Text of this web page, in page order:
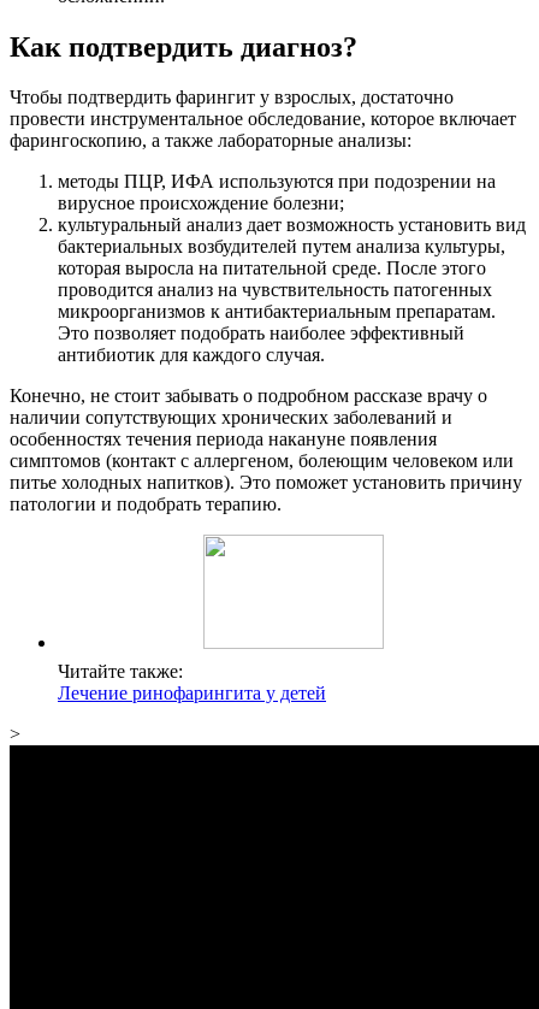
Как подтвердить диагноз?
Чтобы подтвердить фарингит у взрослых, достаточно
провести инструментальное обследование, которое включает
фарингоскопию, а также лабораторные анализы:
методы ПЦР, ИФА используются при подозрении на
вирусное происхождение болезни;
культуральный анализ дает возможность установить вид
бактериальных возбудителей путем анализа культуры,
которая выросла на питательной среде. После этого
проводится анализ на чувствительность патогенных
микроорганизмов к антибактериальным препаратам.
Это позволяет подобрать наиболее эффективный
антибиотик для каждого случая.
Конечно, не стоит забывать о подробном рассказе врачу о
наличии сопутствующих хронических заболеваний и
особенностях течения периода накануне появления
симптомов (контакт с аллергеном, болеющим человеком или
питье холодных напитков). Это поможет установить причину
патологии и подобрать терапию.
Читайте также:
Лечение ринофарингита у детей
>